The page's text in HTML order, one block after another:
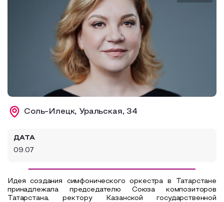
Сельский туризм
Аудио маршруты
Автотуризм
Образовательный туризм
Аттестованные экскурсоводы
Маршруты от экскурсоводов
Доступная среда
НАЦИОНАЛЬНЫЙ ТУРИСТСКИЙ МАРШРУТ
Соль-Илецк, Уральская, 34
ДАТА
09.07
Идея создания симфонического оркестра в Татарстане
принадлежала председателю Союза композиторов
Татарстана, ректору Казанской государственной